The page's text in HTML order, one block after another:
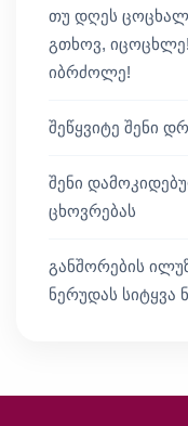
თუ დღეს
გთხოვ,
იბრძოლე!
შეწყვიტე შენი
შენი
ცხოვრებას
განშორების
ნერუდას სიტყვა